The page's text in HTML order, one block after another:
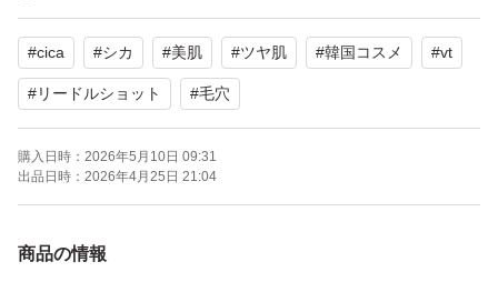
-----------------------------
発送はゆうパケットポストminiで発送します。
箱を潰す必要がないため未開封でお届けできます。
※厚さがギリギリのため、箱が多少凹んだりする可能性は
あります。
#cica #シカ #美肌 #ツヤ肌 #韓国コスメ #vt
#リードルショット #毛穴
購入日時： 2026年5月10日 09:31
出品日時： 2026年4月25日 21:04
商品の情報